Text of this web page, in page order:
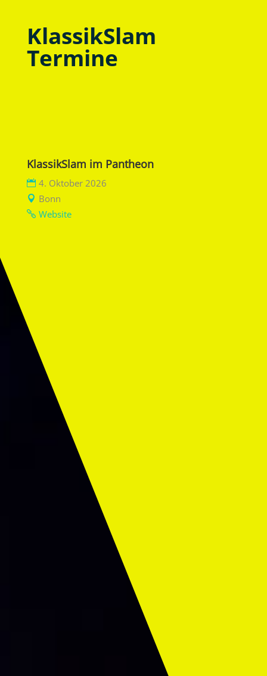
KlassikSlam
Termine
KlassikSlam im Pantheon
4. Oktober 2026
Bonn
Website